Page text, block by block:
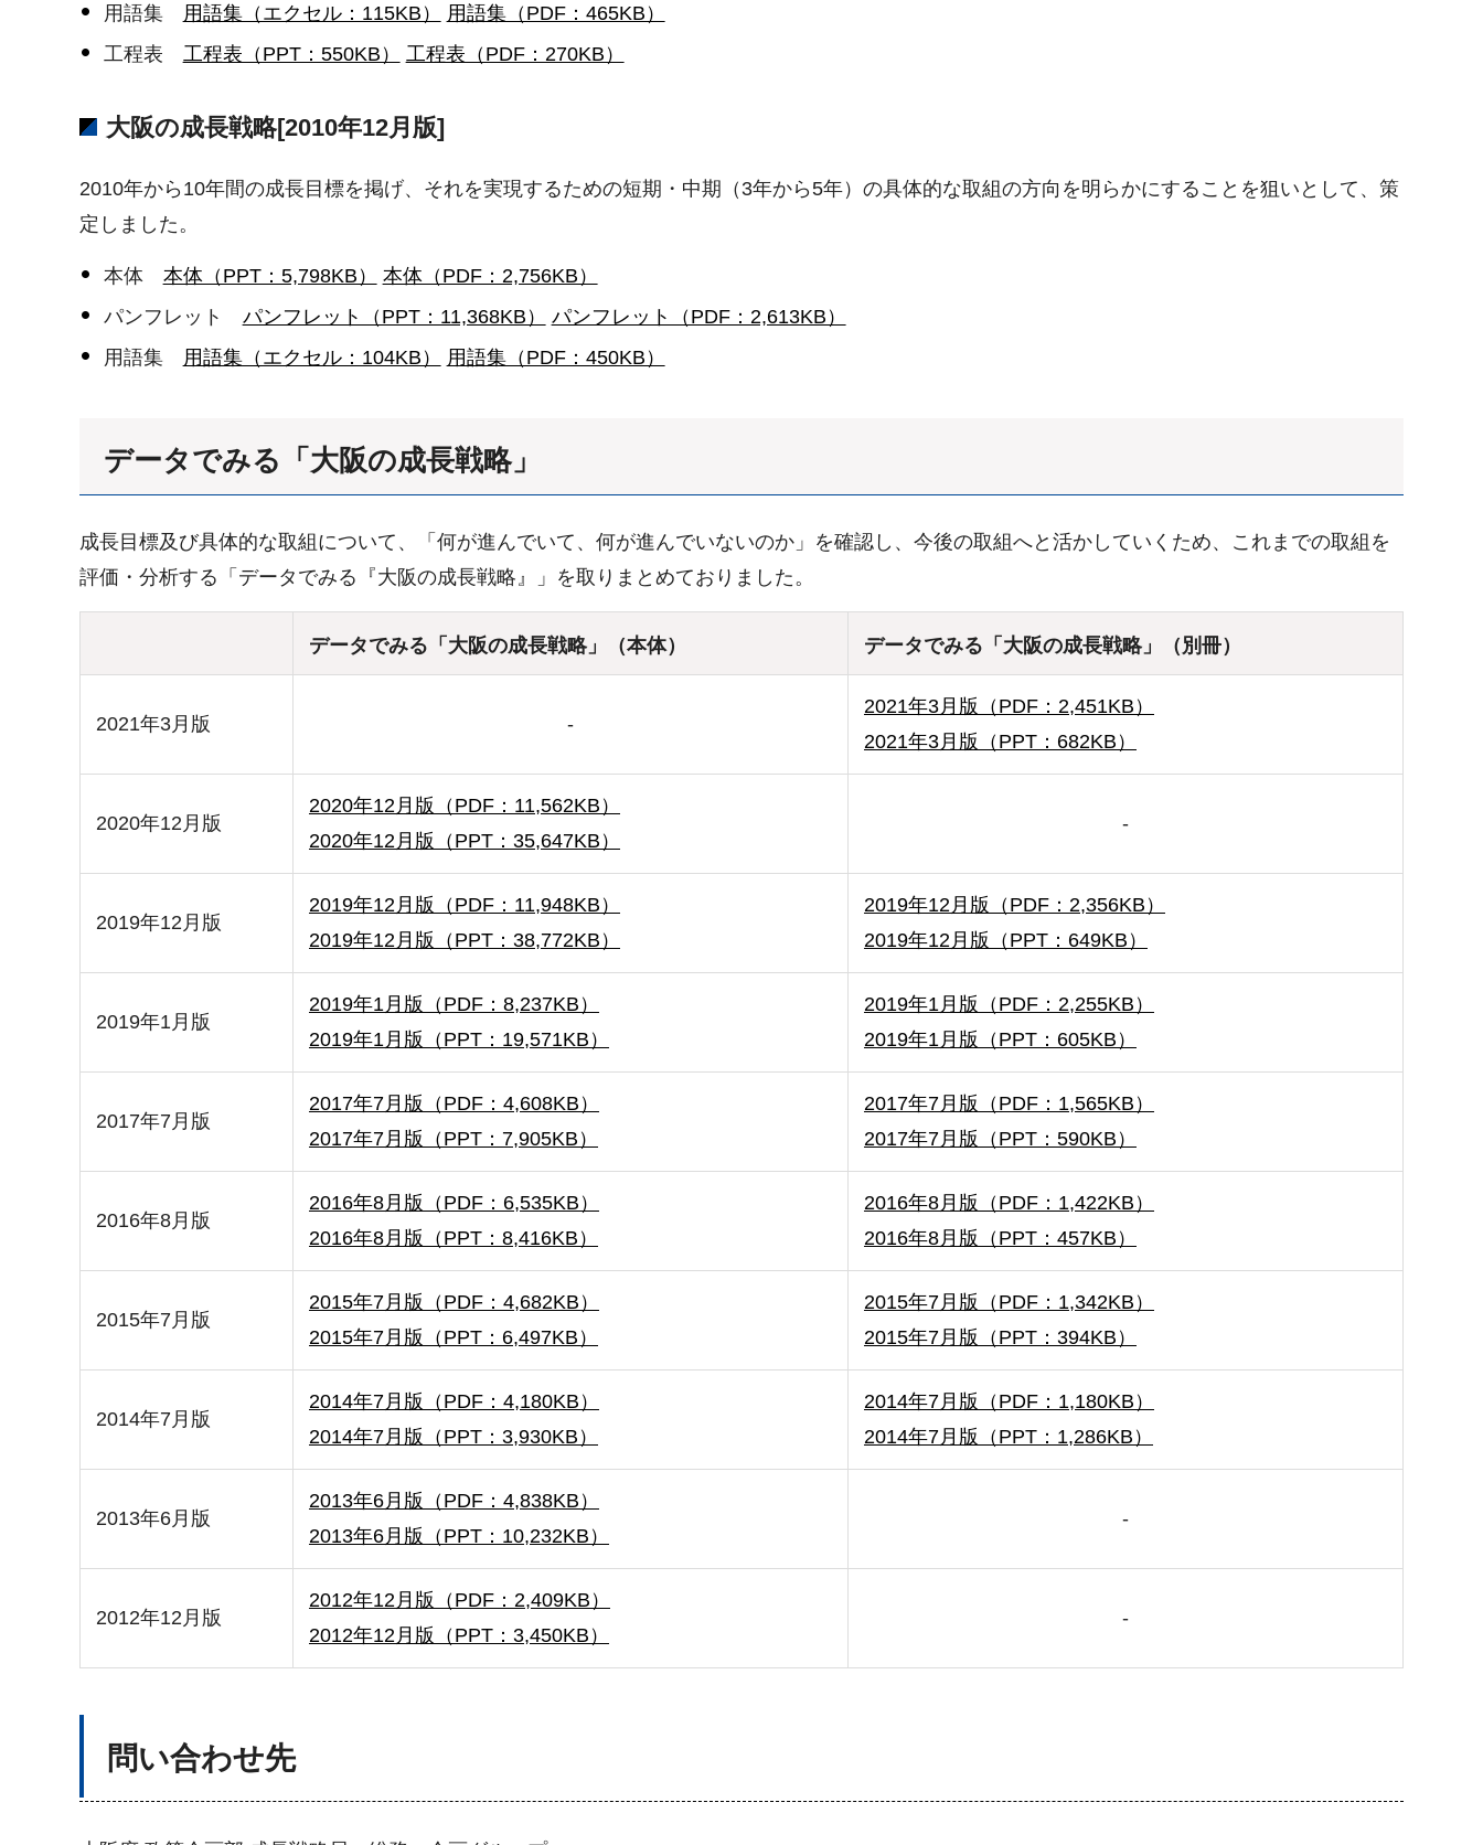
用語集
用語集（エクセル：115KB）
用語集（PDF：465KB）
工程表 工程表（PPT：550KB） 工程表（PDF：270KB）
大阪の成長戦略[2010年12月版]
2010年から10年間の成長目標を掲げ、それを実現するための短期・中期（3年から5年）の具体的な取組の方向を明らかにすることを狙いとして、策
定しました。
本体 本体（PPT：5,798KB）
本体（PDF：2,756KB）
パンフレット パンフレット（PPT：11,368KB）
パンフレット（PDF：2,613KB）
用語集 用語集（エクセル：104KB） 用語集（PDF：450KB）
データでみる「大阪の成長戦略」
成長目標及び具体的な取組について、「何が進んでいて、何が進んでいないのか」を確認し、今後の取組へと活かしていくため、これまでの取組を
評価・分析する「データでみる『大阪の成長戦略』」を取りまとめておりました。
データでみる「大阪の成長戦略」（本体） データでみる「大阪の成長戦略」（別冊）
2021年3月版 -
2021年3月版（PDF：2,451KB）
2021年3月版（PPT：682KB）
2020年12月版
2020年12月版（PDF：11,562KB）
2020年12月版（PPT：35,647KB）
-
2019年12月版
2019年12月版（PDF：11,948KB）
2019年12月版（PPT：38,772KB）
2019年12月版（PDF：2,356KB）
2019年12月版（PPT：649KB）
2019年1月版
2019年1月版（PDF：8,237KB）
2019年1月版（PPT：19,571KB）
2019年1月版（PDF：2,255KB）
2019年1月版（PPT：605KB）
2017年7月版
2017年7月版（PDF：4,608KB）
2017年7月版（PPT：7,905KB）
2017年7月版（PDF：1,565KB）
2017年7月版（PPT：590KB）
2016年8月版
2016年8月版（PDF：6,535KB）
2016年8月版（PPT：8,416KB）
2016年8月版（PDF：1,422KB）
2016年8月版（PPT：457KB）
2015年7月版
2015年7月版（PDF：4,682KB）
2015年7月版（PPT：6,497KB）
2015年7月版（PDF：1,342KB）
2015年7月版（PPT：394KB）
2014年7月版
2014年7月版（PDF：4,180KB）
2014年7月版（PPT：3,930KB）
2014年7月版（PDF：1,180KB）
2014年7月版（PPT：1,286KB）
2013年6月版
2013年6月版（PDF：4,838KB）
2013年6月版（PPT：10,232KB）
-
2012年12月版
2012年12月版（PDF：2,409KB）
2012年12月版（PPT：3,450KB）
-
問い合わせ先